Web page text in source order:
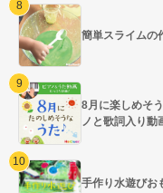
簡単スライムの
8月に楽しめそ
ノと歌詞入り動
手作り水遊びお